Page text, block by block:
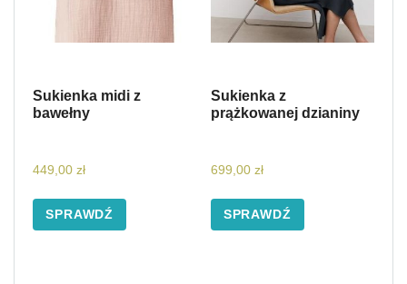
Sukienka midi z
bawełny
449,00 zł
SPRAWDŹ
Sukienka z
prążkowanej dzianiny
699,00 zł
SPRAWDŹ